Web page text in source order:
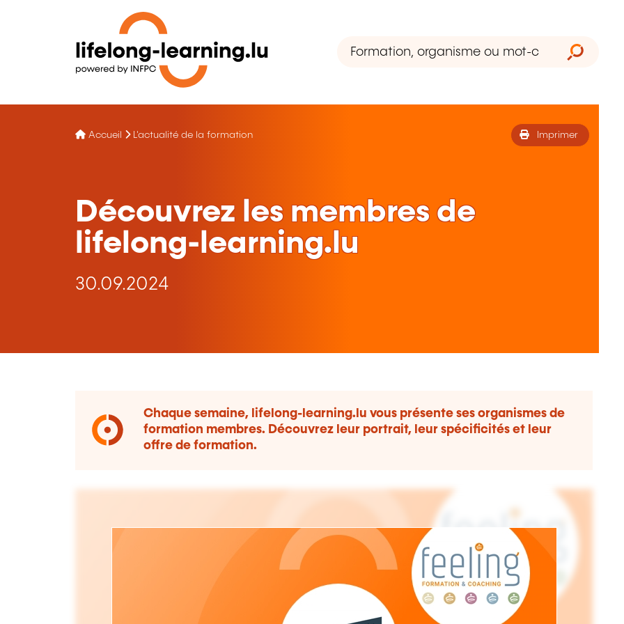
Accueil L'actualité de la formation Imprimer
Découvrez les membres de
lifelong-learning.lu
30.09.2024
Chaque semaine, lifelong-learning.lu vous présente ses organismes de
formation membres. Découvrez leur portrait, leur spécificités et leur
offre de formation.